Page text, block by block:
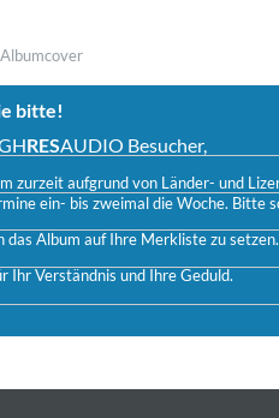
Edition)
Albumcover
bitte!
RESAUDIO Besucher,
zurzeit aufgrund von Länder- und
ein- bis zweimal die Woche. Bitte
das Album auf Ihre Merkliste zu setzen.
Ihr Verständnis und Ihre Geduld.